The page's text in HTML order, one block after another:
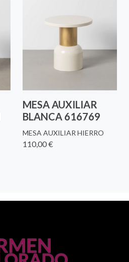
MESA AUXILIAR
BLANCA 616769
MESA AUXILIAR HIERRO
110,00 €